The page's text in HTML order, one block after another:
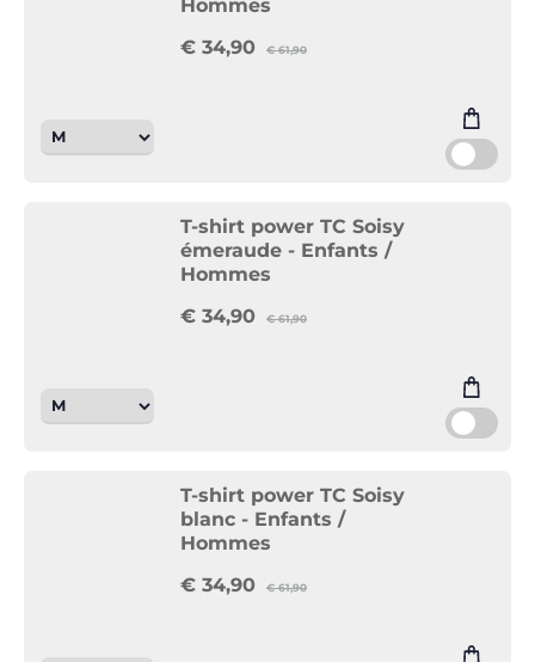
Hommes
€ 34,90 €61,90
T-shirt power TC Soisy
émeraude - Enfants /
Hommes
€ 34,90 €61,90
T-shirt power TC Soisy
blanc - Enfants /
Hommes
€ 34,90 €61,90